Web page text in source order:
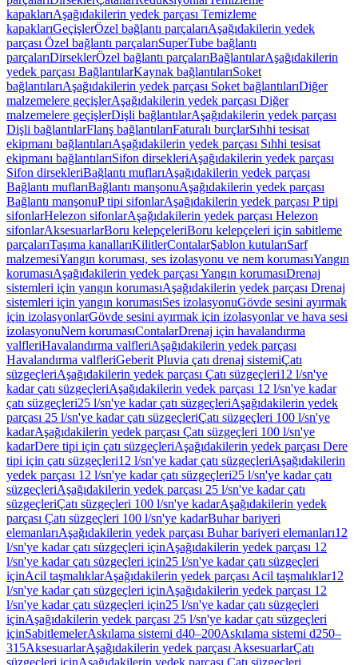
kapaklarıAşağıdakilerin yedek parçası Temizleme
kapaklarıGeçişlerÖzel bağlantı parçalarıAşağıdakilerin yedek
parçası Özel bağlantı parçalarıSuperTube bağlantı
parçalarıDirseklerÖzel bağlantı parçalarıBağlantılarAşağıdakilerin
yedek parçası BağlantılarKaynak bağlantılarıSoket
bağlantılarıAşağıdakilerin yedek parçası Soket bağlantılarıDiğer
malzemelere geçişlerAşağıdakilerin yedek parçası Diğer
malzemelere geçişlerDişli bağlantılarAşağıdakilerin yedek parçası
Dişli bağlantılarFlanş bağlantılarıFaturalı burçlarSıhhi tesisat
ekipmanı bağlantılarıAşağıdakilerin yedek parçası Sıhhi tesisat
ekipmanı bağlantılarıSifon dirsekleriAşağıdakilerin yedek parçası
Sifon dirsekleriBağlantı muflarıAşağıdakilerin yedek parçası
Bağlantı muflarıBağlantı manşonuAşağıdakilerin yedek parçası
Bağlantı manşonuP tipi sifonlarAşağıdakilerin yedek parçası P tipi
sifonlarHelezon sifonlarAşağıdakilerin yedek parçası Helezon
sifonlarAksesuarlarBoru kelepçeleriBoru kelepçeleri için sabitleme
parçalarıTaşıma kanallarıKilitlerContalarŞablon kutularıSarf
malzemesiYangın koruması, ses izolasyonu ve nem korumasıYangın
korumasıAşağıdakilerin yedek parçası Yangın korumasıDrenaj
sistemleri için yangın korumasıAşağıdakilerin yedek parçası Drenaj
sistemleri için yangın korumasıSes izolasyonuGövde sesini ayırmak
için izolasyonlarGövde sesini ayırmak için izolasyonlar ve hava sesi
izolasyonuNem korumasıContalarDrenaj için havalandırma
valfleriHavalandırma valfleriAşağıdakilerin yedek parçası
Havalandırma valfleriGeberit Pluvia çatı drenaj sistemiÇatı
süzgeçleriAşağıdakilerin yedek parçası Çatı süzgeçleri12 l/sn'ye
kadar çatı süzgeçleriAşağıdakilerin yedek parçası 12 l/sn'ye kadar
çatı süzgeçleri25 l/sn'ye kadar çatı süzgeçleriAşağıdakilerin yedek
parçası 25 l/sn'ye kadar çatı süzgeçleriÇatı süzgeçleri 100 l/sn'ye
kadarAşağıdakilerin yedek parçası Çatı süzgeçleri 100 l/sn'ye
kadarDere tipi için çatı süzgeçleriAşağıdakilerin yedek parçası Dere
tipi için çatı süzgeçleri12 l/sn'ye kadar çatı süzgeçleriAşağıdakilerin
yedek parçası 12 l/sn'ye kadar çatı süzgeçleri25 l/sn'ye kadar çatı
süzgeçleriAşağıdakilerin yedek parçası 25 l/sn'ye kadar çatı
süzgeçleriÇatı süzgeçleri 100 l/sn'ye kadarAşağıdakilerin yedek
parçası Çatı süzgeçleri 100 l/sn'ye kadarBuhar bariyeri
elemanlarıAşağıdakilerin yedek parçası Buhar bariyeri elemanları12
l/sn'ye kadar çatı süzgeçleri içinAşağıdakilerin yedek parçası 12
l/sn'ye kadar çatı süzgeçleri için25 l/sn'ye kadar çatı süzgeçleri
içinAcil taşmalıklarAşağıdakilerin yedek parçası Acil taşmalıklar12
l/sn'ye kadar çatı süzgeçleri içinAşağıdakilerin yedek parçası 12
l/sn'ye kadar çatı süzgeçleri için25 l/sn'ye kadar çatı süzgeçleri
içinAşağıdakilerin yedek parçası 25 l/sn'ye kadar çatı süzgeçleri
içinSabitlemelerAskılama sistemi d40–200Askılama sistemi d250–
315AksesuarlarAşağıdakilerin yedek parçası AksesuarlarÇatı
süzgeçleri içinAşağıdakilerin yedek parçası Çatı süzgeçleri